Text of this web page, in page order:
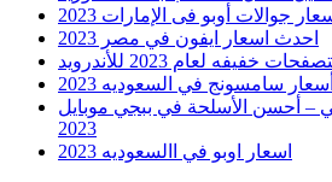
جوالات أوبو فى الإمارات 2023
احدث اسعار ايفون في مصر 2023
أسعار سامسونج في السعوديه 2023
ببجي – أحسن الأسلحة في ببجي موبايل
2023
اسعار اوبو في االسعوديه 2023